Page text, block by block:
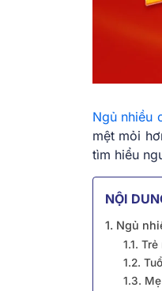
Ngủ nhiều
mệt mỏi
tìm hiểu
NỘI
1. Ngủ
1.1.
1.2.
1.3.